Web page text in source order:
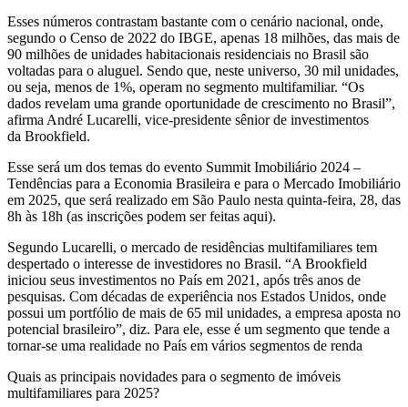
Esses números contrastam bastante com o cenário nacional, onde,
segundo o Censo de 2022 do IBGE, apenas 18 milhões, das mais de
90 milhões de unidades habitacionais residenciais no Brasil são
voltadas para o aluguel. Sendo que, neste universo, 30 mil unidades,
ou seja, menos de 1%, operam no segmento multifamiliar. “Os
dados revelam uma grande oportunidade de crescimento no Brasil”,
afirma André Lucarelli, vice-presidente sênior de investimentos
da Brookfield.
Esse será um dos temas do evento Summit Imobiliário 2024 –
Tendências para a Economia Brasileira e para o Mercado Imobiliário
em 2025, que será realizado em São Paulo nesta quinta-feira, 28, das
8h às 18h (as inscrições podem ser feitas aqui).
Segundo Lucarelli, o mercado de residências multifamiliares tem
despertado o interesse de investidores no Brasil. “A Brookfield
iniciou seus investimentos no País em 2021, após três anos de
pesquisas. Com décadas de experiência nos Estados Unidos, onde
possui um portfólio de mais de 65 mil unidades, a empresa aposta no
potencial brasileiro”, diz. Para ele, esse é um segmento que tende a
tornar-se uma realidade no País em vários segmentos de renda
Quais as principais novidades para o segmento de imóveis
multifamiliares para 2025?